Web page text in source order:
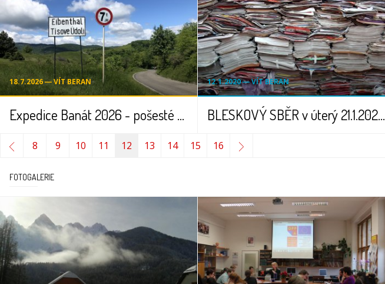
18.7.2026 ― VÍT BERAN
Expedice Banát 2026 - pošesté za českými kořeny
12.1.2020 ― VÍT BERAN
BLESKOVÝ SBĚR v úterý 21.1.2020 - pouze jeden den
8 9 10 11 12 13 14 15 16
FOTOGALERIE